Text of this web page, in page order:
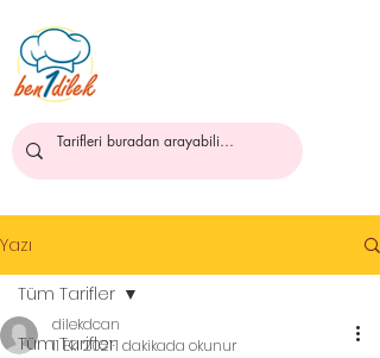
Yazı
Tüm Tarifler
Tüm Tarifler
dilekdcan
11 Eki 20211 dakikada okunur